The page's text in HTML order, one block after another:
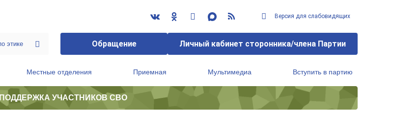
Версия для слабовидящих
Обращение Личный кабинет сторонника/члена Партии
Местные отделения Приемная Мультимедиа Вступить в партию
ПОДДЕРЖКА УЧАСТНИКОВ СВО